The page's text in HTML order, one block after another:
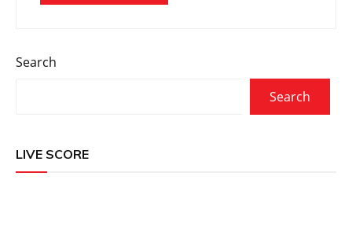
Search
Search
LIVE SCORE